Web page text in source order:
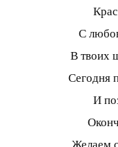
С
В твоих
Сегодня
И
Желаем